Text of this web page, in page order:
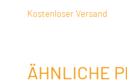
Kostenloser Versand
ÄHNLICHE